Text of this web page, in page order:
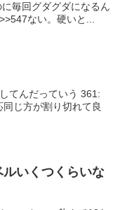
毎回グダグダになるん
ない。硬いと...
てんだっていう 361:
じ方が割り切れて良
ルいくつくらいな